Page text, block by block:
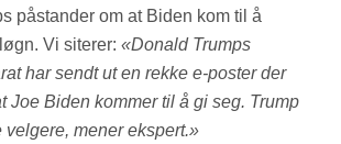
påstander om at Biden kom til å
Vi siterer: «Donald Trumps
har sendt ut en rekke e-poster der
Joe Biden kommer til å gi seg. Trump
velgere, mener ekspert.»